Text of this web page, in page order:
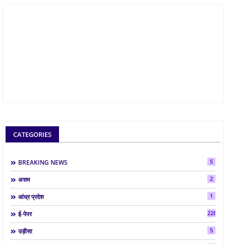
CATEGORIES
BREAKING NEWS 5
असम 2
आंध्र प्रदेश 1
ई-पेपर 2286
उड़ीसा 5